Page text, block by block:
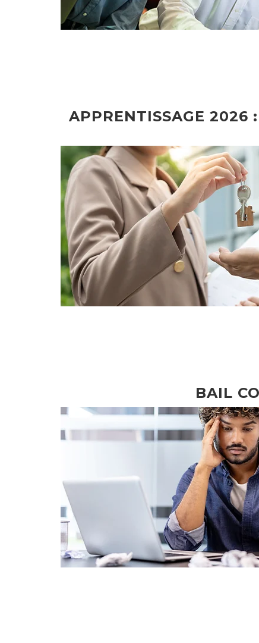
APPRENTISSAGE 2026
BAIL